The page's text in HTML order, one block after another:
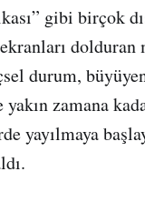
gibi birçok
dolduran
durum,
zamana
yayılmaya